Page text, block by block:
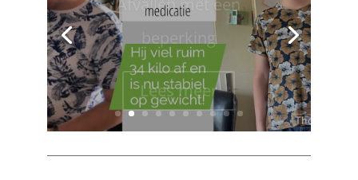
beperking
Lees meer